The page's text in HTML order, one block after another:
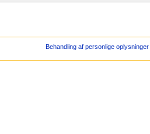
Behandling af personlige oplysninger